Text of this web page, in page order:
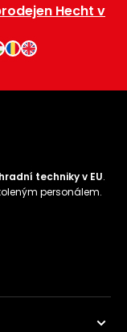
Hecht v
techniky v EU.
personálem.